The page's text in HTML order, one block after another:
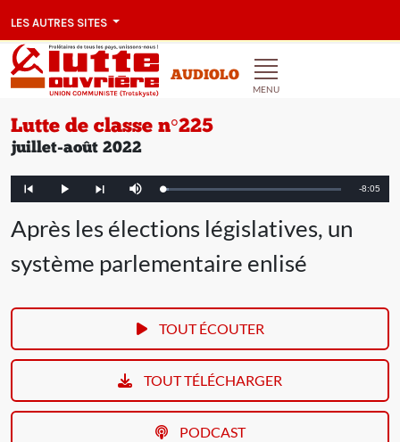
LES AUTRES SITES
AUDIOLO
MENU
Lutte de classe n°225
juillet-août 2022
Article
précédent
Play
Article
suivant
Mute Loaded:
3.31%
-8:05
Après les élections législatives, un
système parlementaire enlisé
TOUT ÉCOUTER
TOUT TÉLÉCHARGER
PODCAST